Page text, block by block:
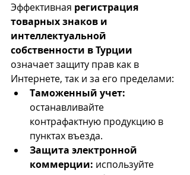
Эффективная регистрация
товарных знаков и
интеллектуальной
собственности в Турции
означает защиту прав как в
Интернете, так и за его пределами:
Таможенный учет:
останавливайте
контрафактную продукцию в
пунктах въезда.
Защита электронной
коммерции: используйте